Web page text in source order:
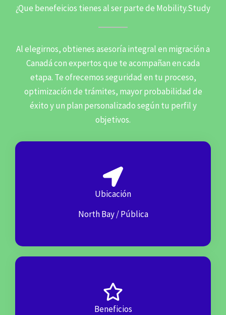
¿Que benefeicios tienes al ser parte de Mobility.Study
Al elegirnos, obtienes asesoría integral en migración a
Canadá con expertos que te acompañan en cada
etapa. Te ofrecemos seguridad en tu proceso,
optimización de trámites, mayor probabilidad de
éxito y un plan personalizado según tu perfil y
objetivos.
Ubicación
North Bay / Pública
Beneficios